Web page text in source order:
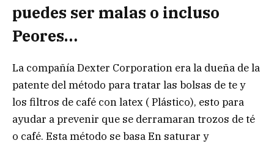
puedes ser malas o incluso
Peores…
La compañía Dexter Corporation era la dueña de la
patente del método para tratar las bolsas de te y
los filtros de café con latex ( Plástico), esto para
ayudar a prevenir que se derramaran trozos de té
o café. Esta método se basa En saturar y